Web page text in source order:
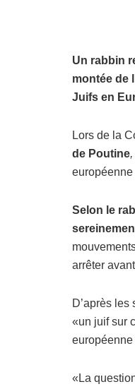
Un rabbin
montée de
Juifs en
Lors de la
de Poutine,
Selon le
arrêter
D’après
«un juif sur
européenne
«La